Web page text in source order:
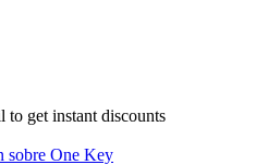
get instant discounts
sobre One Key